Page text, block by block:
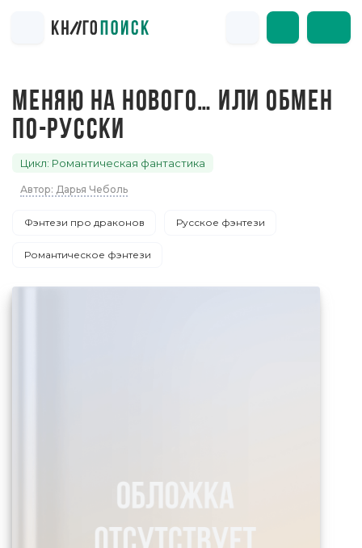
МЕНЯЮ НА НОВОГО… ИЛИ ОБМЕН
ПО-РУССКИ
Цикл: Романтическая фантастика
Автор: Дарья Чеболь
Фэнтези про драконов Русское фэнтези
Романтическое фэнтези